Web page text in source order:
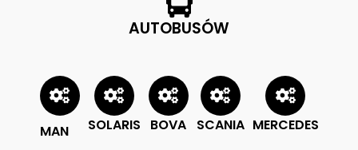
AUTOBUSÓW
MAN SOLARIS BOVA SCANIA MERCEDES